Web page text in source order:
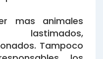
mas animales
lastimados,
Tampoco